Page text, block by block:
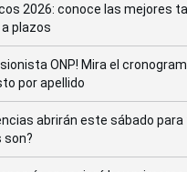
2026: conoce las mejores
plazos
ONP! Mira el
por apellido
abrirán este sábado
son?